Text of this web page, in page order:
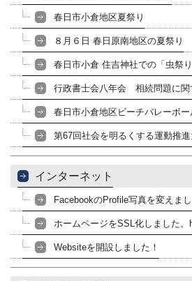
春日市小倉地区夏祭り
８月６日 春日原南地区の夏祭り
春日市小倉 住吉神社での「虫祭り
行政書士会八年会 相続問題に関
春日市小倉地区ビーチバレーボー
第67回社会を明るくする運動推進
インターネット
FacebookのProfile写真を変えまし
ホームページをSSL化しました
Websiteを開設しました！